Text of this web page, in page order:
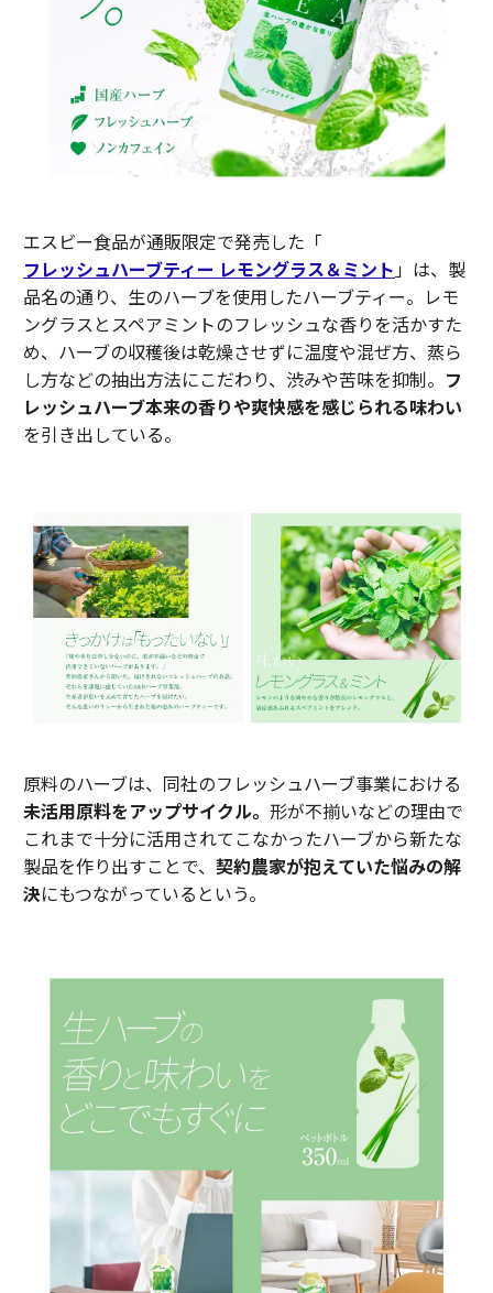
エスビー食品が通販限定で発売した「
フレッシュハーブティー レモングラス＆ミント」は、製
品名の通り、生のハーブを使用したハーブティー。レモ
ングラスとスペアミントのフレッシュな香りを活かすた
め、ハーブの収穫後は乾燥させずに温度や混ぜ方、蒸ら
し方などの抽出方法にこだわり、渋みや苦味を抑制。 フ
レッシュハーブ本来の香りや爽快感を感じられる味わい
を引き出している。
原料のハーブは、同社のフレッシュハーブ事業における
未活用原料をアップサイクル。 形が不揃いなどの理由で
これまで十分に活用されてこなかったハーブから新たな
製品を作り出すことで、 契約農家が抱えていた悩みの解
決にもつながっているという。